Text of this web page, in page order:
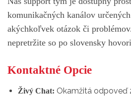
komunikačných kanálov
akýchkoľvek otázok či
nepretržite so po slovensky
Kontaktné Opcie
Živý Chat: Okamžitá odpoveď